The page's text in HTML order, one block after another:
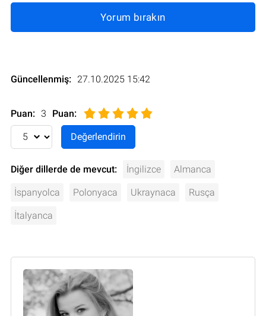
Yorum bırakın
Güncellenmiş: 27.10.2025 15:42
Puan: 3 Puan:
Diğer dillerde de mevcut: İngilizce Almanca
İspanyolca Polonyaca Ukraynaca Rusça
İtalyanca